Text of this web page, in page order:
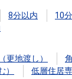
8分以内 10
更地渡し）
）
低層住居